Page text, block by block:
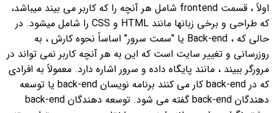
اولاً ، قسمت frontend شامل هر آنچه را که کاربر می بیند میباشد،
که طراحی و برخی زبانها مانند HTML و CSS را شامل میشود. در
حالی که ، Back-end یا "سمت سرور" اساساً نحوه کارش ، به
روزرسانی و تغییر سایت است که این به هر آنچه کاربر نمی تواند در
مرورگر ببیند ، مانند پایگاه داده و سرور اشاره دارد. معمولاً به افرادی
که در back-end کار می کنند برنامه نویسان back-end یا توسعه
دهندگان back-end گفته می شود. توسعه دهندگان back-end